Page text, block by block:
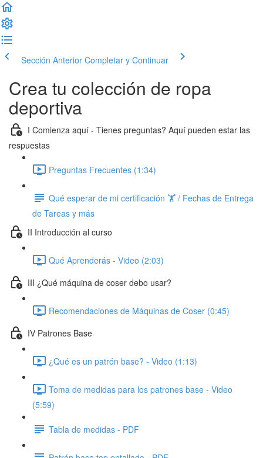
Sección Anterior Completar y Continuar
Crea tu colección de ropa
deportiva
I Comienza aquí - Tienes preguntas? Aquí pueden estar las
respuestas
Preguntas Frecuentes (1:34)
Qué esperar de mi certificación 🏋️ / Fechas de Entrega
de Tareas y más
II Introducción al curso
Qué Aprenderás - Video (2:03)
III ¿Qué máquina de coser debo usar?
Recomendaciones de Máquinas de Coser (0:45)
IV Patrones Base
¿Qué es un patrón base? - Video (1:13)
Toma de medidas para los patrones base - Video
(5:59)
Tabla de medidas - PDF